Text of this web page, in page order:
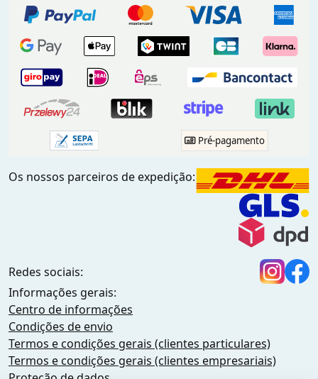
Pré-pagamento
Os nossos parceiros de expedição:
Redes sociais:
Informações gerais:
Centro de informações
Condições de envio
Termos e condições gerais (clientes particulares)
Termos e condições gerais (clientes empresariais)